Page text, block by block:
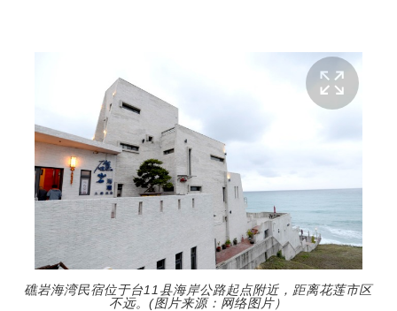
礁岩海湾民宿位于台11县海岸公路起点附近，距离花莲市区
不远。(图片来源：网络图片）